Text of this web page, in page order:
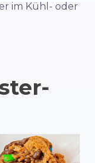
im Kühl- oder